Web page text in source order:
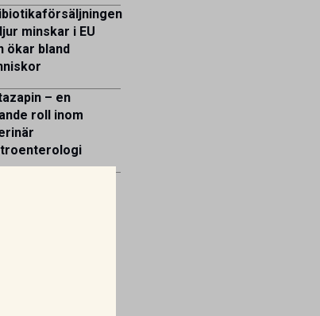
minskar i EU
ökar bland
– en
roll inom